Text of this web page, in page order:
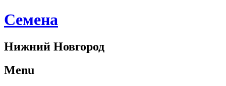
Cемена
Нижний Новгород
Menu